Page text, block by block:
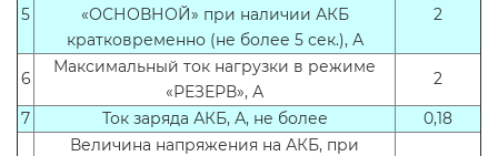
5
«ОСНОВНОЙ» при наличии АКБ
кратковременно (не более 5 сек.), А
2
6
Максимальный ток нагрузки в режиме
«РЕЗЕРВ», А
2
7
Ток заряда АКБ, А, не более 0,18
Величина напряжения на АКБ, при